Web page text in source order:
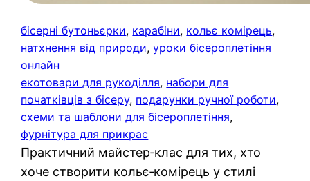
бісерні бутоньєрки, карабіни, кольє комірець
натхнення від природи, уроки бісероплетіння
онлайн
екотовари для рукоділля, набори для
початківців з бісеру, подарунки ручної роботи
схеми та шаблони для бісероплетіння
фурнітура для прикрас
Практичний майстер‑клас для тих, хто
хоче створити кольє‑комірець у стилі